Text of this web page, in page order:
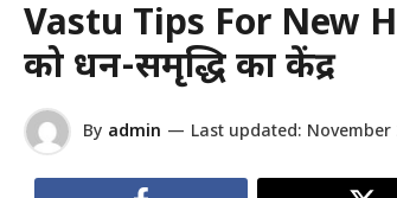
Vastu Tips For New
को धन-समृद्धि का केंद्र
By admin — Last updated: November